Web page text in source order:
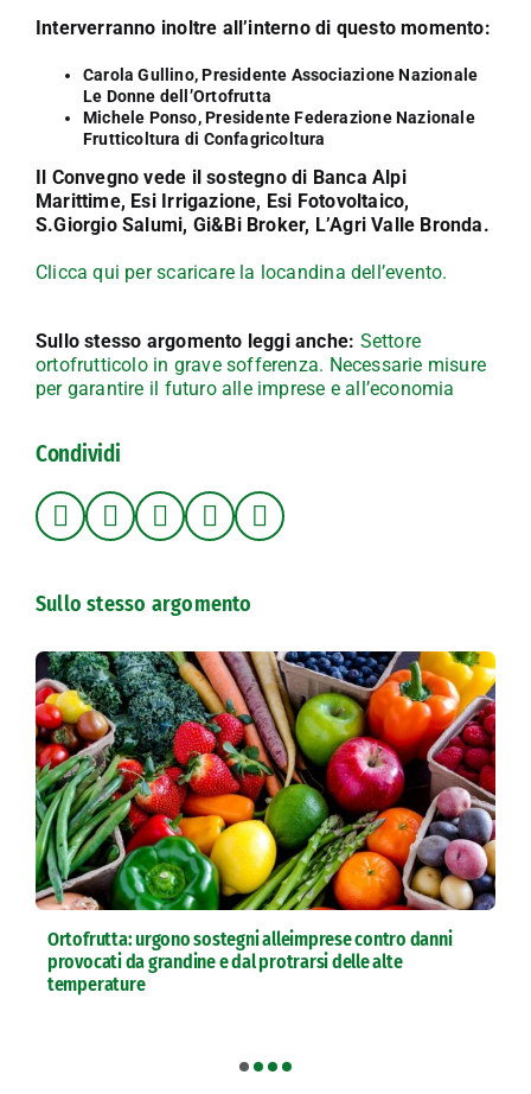
Interverranno inoltre all’interno di questo momento:
Carola Gullino, Presidente Associazione Nazionale
Le Donne dell’Ortofrutta
Michele Ponso, Presidente Federazione Nazionale
Frutticoltura di Confagricoltura
Il Convegno vede il sostegno di Banca Alpi
Marittime, Esi Irrigazione, Esi Fotovoltaico,
S.Giorgio Salumi, Gi&Bi Broker, L’Agri Valle Bronda.
Clicca qui per scaricare la locandina dell’evento.
Sullo stesso argomento leggi anche: Settore
ortofrutticolo in grave sofferenza. Necessarie misure
per garantire il futuro alle imprese e all’economia
Condividi
Sullo stesso argomento
Ortofrutta: urgono sostegni alleimprese contro danni
provocati da grandine e dal protrarsi delle alte
temperature